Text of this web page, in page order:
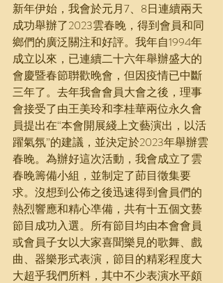
新年伊始，我會於元月7、8日連續兩天
成功舉辦了2023雲春晚，得到會員和同
鄉們的廣泛關注和好評。我年自1994年
成立以來，已連續二十六年舉辦盛大的
會慶暨春節聨歡晚會，但因疫情已中斷
三年了。去年我會會員大會之後，理事
會接受了由王美玲和李桂華兩位永久會
員提出在“本會開展綫上文藝演出，以活
躍氣氛”的建議，並決定於2023年舉辦雲
春晚。為辦好這次活動，我會成立了雲
春晚籌備小組，並制定了莭目徵集要
求。沒想到公佈之後迅速得到會員們的
熱烈響應和精心凖備，共有十五個文兿
節目成功入選。所有節目均由本會會員
或會員子女以大家喜聞樂見的歌舞、戲
曲、器樂形式表演，節目的精彩程度大
大超乎我們所料，其中不少表演水平頗